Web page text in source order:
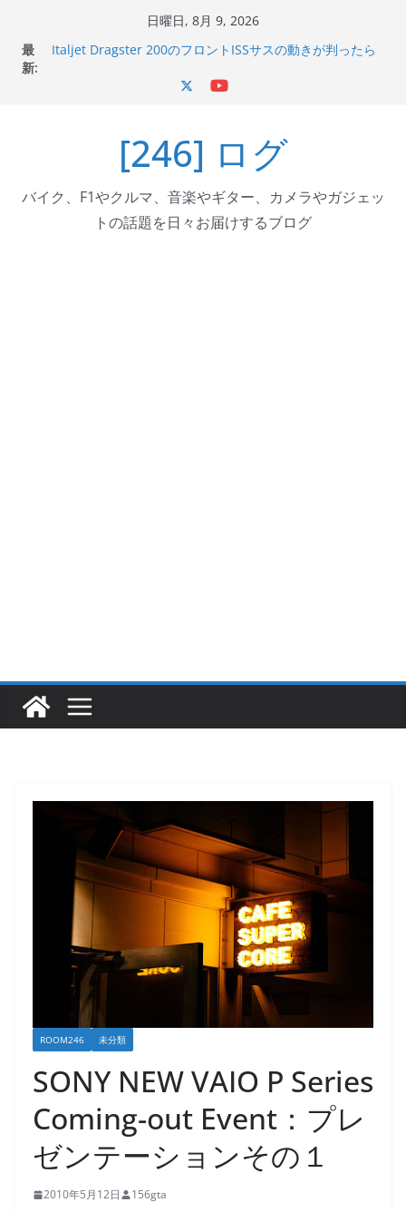
日曜日, 8月 9, 2026
最
新:
Italjet Dragster 200のフロントISSサスの動きが判ったら
Italjet Dragster 200が納車完了！各部をチェックして、ス
Ken Block 逝去
岩手県奥州市へのふるさと納税で KGR HARMONY 南部鉄
器エフェクターが返礼品でもらえる！
[246] ログ
バイク、F1やクルマ、音楽やギター、カメラやガジェッ
トの話題を日々お届けするブログ
ROOM246 未分類
SONY NEW VAIO P Series
Coming-out Event：プレ
ゼンテーションその１
2010年5月12日 156gta